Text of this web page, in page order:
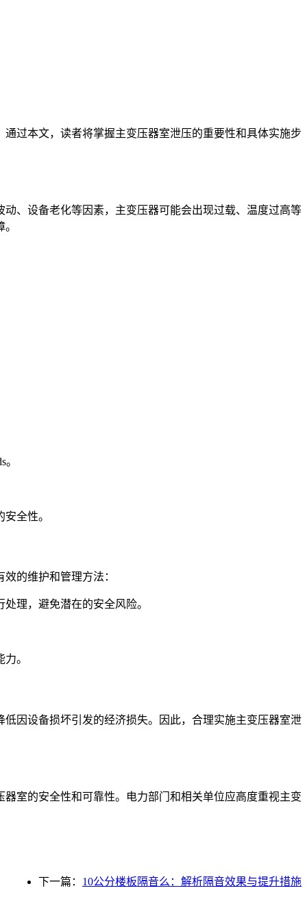
过本文，读者将掌握主变压器室泄压的重要性和具体实施步
、设备老化等因素，主变压器可能会出现过载、温度过高等
全性。
的维护和管理方法：
理，避免潜在的安全风险。
。
因设备损坏引发的经济损失。因此，合理实施主变压器室泄
室的安全性和可靠性。电力部门和相关单位应高度重视主变
下一篇： 10公分楼板隔音么：解析隔音效果与提升措施